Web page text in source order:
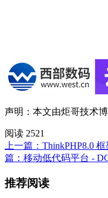
声明：本文由炬哥技术
阅读 2521
上一篇：ThinkPHP8.0
篇：移动低代码平台 -
推荐阅读